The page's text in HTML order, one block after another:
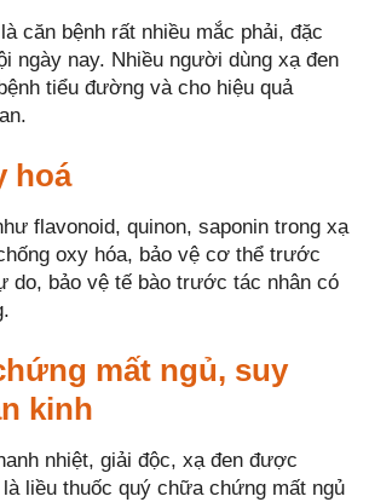
căn bệnh rất nhiều mắc phải, đặc
ngày nay. Nhiều người dùng xạ đen
tiểu đường và cho hiệu quả
hoá
flavonoid, quinon, saponin trong xạ
oxy hóa, bảo vệ cơ thể trước
do, bảo vệ tế bào trước tác nhân có
mất ngủ, suy
kinh
nhiệt, giải độc, xạ đen được
liều thuốc quý chữa chứng mất ngủ